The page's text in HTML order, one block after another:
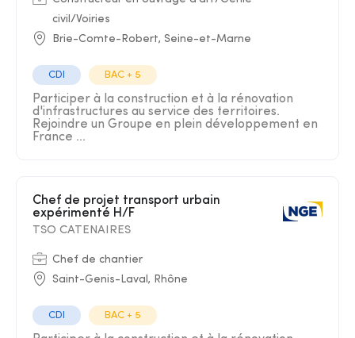
civil/Voiries
Brie-Comte-Robert, Seine-et-Marne
CDI BAC + 5
Participer à la construction et à la rénovation
d'infrastructures au service des territoires.
Rejoindre un Groupe en plein développement en
France ...
Chef de projet transport urbain
expérimenté H/F
TSO CATENAIRES
Chef de chantier
Saint-Genis-Laval, Rhône
CDI BAC + 5